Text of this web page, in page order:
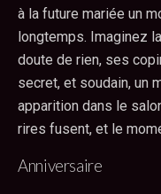
à la future mariée un
longtemps. Imaginez
doute de rien, ses
secret, et soudain, un
apparition dans le
rires fusent, et le
Anniversaire